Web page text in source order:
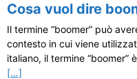
Cosa vuol dire
Il termine “boomer” può
contesto in cui viene
italiano, il termine
[…]